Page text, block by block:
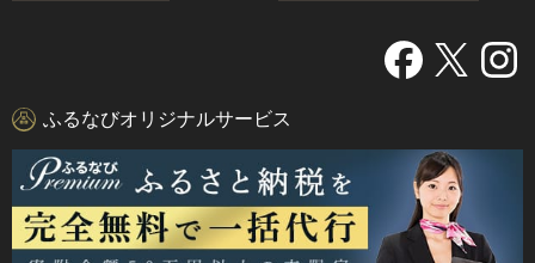
ふるなびオリジナルサービス